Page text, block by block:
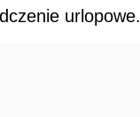
urlopowe.